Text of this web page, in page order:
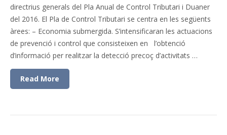
directrius generals del Pla Anual de Control Tributari i Duaner
del 2016. El Pla de Control Tributari se centra en les següents
àrees: – Economia submergida. S’intensificaran les actuacions
de prevenció i control que consisteixen en l’obtenció
d’informació per realitzar la detecció precoç d’activitats …
Read More